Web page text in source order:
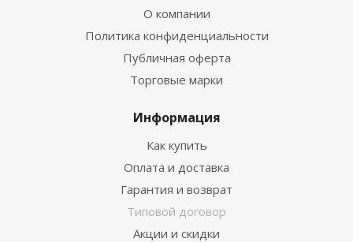
О компании
Политика конфиденциальности
Публичная оферта
Торговые марки
Информация
Как купить
Оплата и доставка
Гарантия и возврат
Типовой договор
Акции и скидки